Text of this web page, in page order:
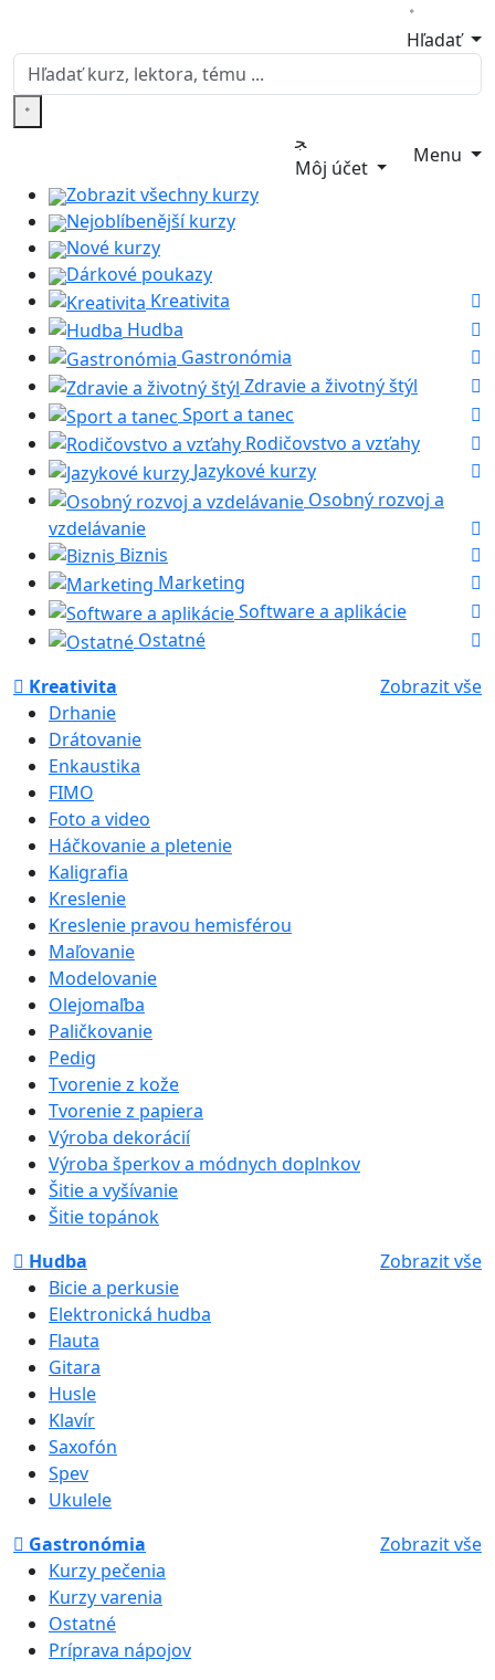
Hľadať
Môj účet
Menu
Zobrazit všechny kurzy
Nejoblíbenější kurzy
Nové kurzy
Dárkové poukazy
Kreativita
Hudba
Gastronómia
Zdravie a životný štýl
Sport a tanec
Rodičovstvo a vzťahy
Jazykové kurzy
Osobný rozvoj a
vzdelávanie
Biznis
Marketing
Software a aplikácie
Ostatné
Kreativita
Zobrazit vše
Drhanie
Drátovanie
Enkaustika
FIMO
Foto a video
Háčkovanie a pletenie
Kaligrafia
Kreslenie
Kreslenie pravou hemisférou
Maľovanie
Modelovanie
Olejomaľba
Paličkovanie
Pedig
Tvorenie z kože
Tvorenie z papiera
Výroba dekorácií
Výroba šperkov a módnych doplnkov
Šitie a vyšívanie
Šitie topánok
Hudba
Zobrazit vše
Bicie a perkusie
Elektronická hudba
Flauta
Gitara
Husle
Klavír
Saxofón
Spev
Ukulele
Gastronómia
Zobrazit vše
Kurzy pečenia
Kurzy varenia
Ostatné
Príprava nápojov